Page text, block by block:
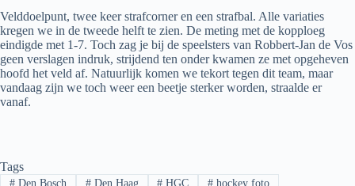
Velddoelpunt, twee keer strafcorner en een strafbal. Alle variaties
kregen we in de tweede helft te zien. De meting met de kopploeg
eindigde met 1-7. Toch zag je bij de speelsters van Robbert-Jan de Vos
geen verslagen indruk, strijdend ten onder kwamen ze met opgeheven
hoofd het veld af. Natuurlijk komen we tekort tegen dit team, maar
vandaag zijn we toch weer een beetje sterker worden, straalde er
vanaf.
Tags
#Den Bosch #Den Haag # HGC # hockey foto